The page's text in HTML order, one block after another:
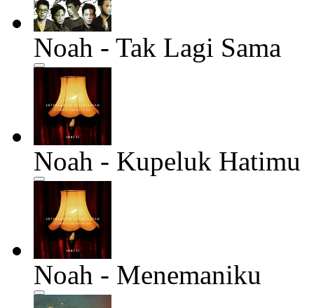
Noah - Tak Lagi Sama
Noah - Kupeluk Hatimu
Noah - Menemaniku